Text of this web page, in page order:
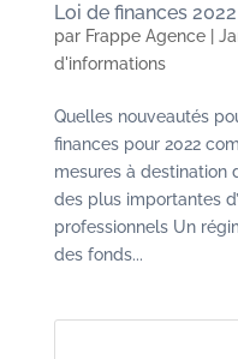
Loi de finances 2022
par Frappe Agence|
d'informations
Quelles nouveautés
finances pour 2022
mesures à destination
des plus importantes
professionnels Un
des fonds...